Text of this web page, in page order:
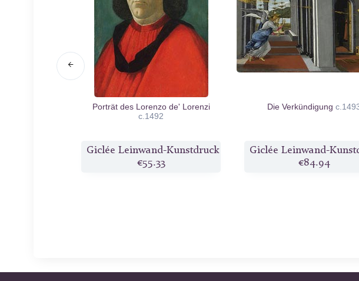
Porträt des Lorenzo de' Lorenzi
c.1492
Giclée Leinwand-Kunstdruck
€55.33
Die Verkündigung
Giclée Leinwand-
€84.94